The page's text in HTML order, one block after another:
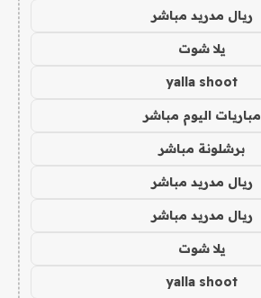
ريال مدريد مباشر
يلا شوت
yalla shoot
مباريات اليوم مباشر
برشلونة مباشر
ريال مدريد مباشر
ريال مدريد مباشر
يلا شوت
yalla shoot